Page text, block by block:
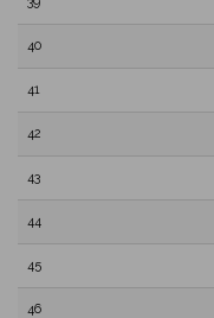
40
41
42
43
44
45
46